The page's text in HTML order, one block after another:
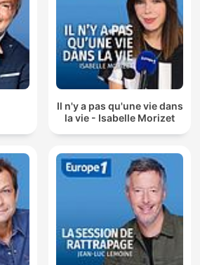
Il n'y a pas qu'une vie dans
la vie - Isabelle Morizet